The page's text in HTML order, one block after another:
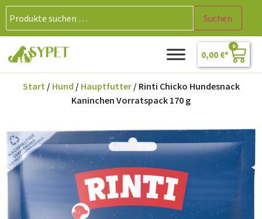
Suchen
0,00 €
0
Start/ Hund / Hauptfutter/ Rinti Chicko Hundesnack
Kaninchen Vorratspack 170 g